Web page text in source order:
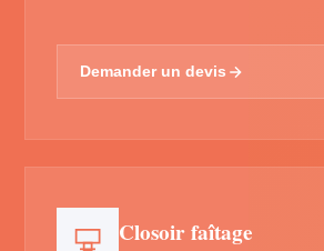
Demander un devis
Closoir faîtage